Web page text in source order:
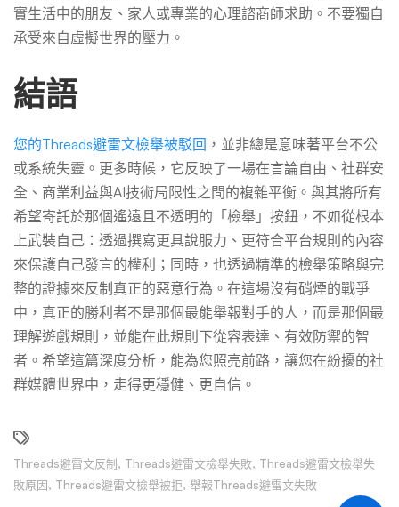
實生活中的朋友、家人或專業的心理諮商師求助。不要獨自
承受來自虛擬世界的壓力。
結語
您的Threads避雷文檢舉被駁回 ，並非總是意味著平台不公
或系統失靈。更多時候，它反映了一場在言論自由、社群安
全、商業利益與AI技術局限性之間的複雜平衡。與其將所有
希望寄託於那個遙遠且不透明的「檢舉」按鈕，不如從根本
上武裝自己：透過撰寫更具說服力、更符合平台規則的內容
來保護自己發言的權利；同時，也透過精準的檢舉策略與完
整的證據來反制真正的惡意行為。在這場沒有硝煙的戰爭
中，真正的勝利者不是那個最能舉報對手的人，而是那個最
理解遊戲規則，並能在此規則下從容表達、有效防禦的智
者。希望這篇深度分析，能為您照亮前路，讓您在紛擾的社
群媒體世界中，走得更穩健、更自信。
Threads避雷文反制 , Threads避雷文檢舉失敗, Threads避雷文檢舉失
敗原因, Threads避雷文檢舉被拒, 舉報Threads避雷文失敗